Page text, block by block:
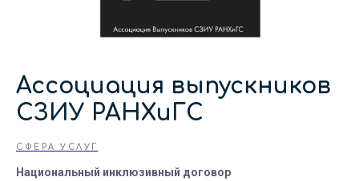
Ассоциация выпускников
СЗИУ РАНХиГС
СФЕРА УСЛУГ
Национальный инклюзивный договор